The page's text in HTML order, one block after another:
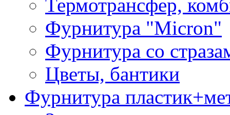
Термотрансфер,
Фурнитура "Micron"
Фурнитура со
Цветы, бантики
Фурнитура